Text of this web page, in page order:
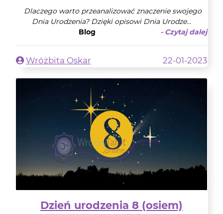
Dlaczego warto przeanalizować znaczenie swojego
Dnia Urodzenia? Dzięki opisowi Dnia Urodze...
Blog
- Czytaj dalej
Wróżbita Oskar 22-01-2023
Dzień urodzenia 8 (osiem)